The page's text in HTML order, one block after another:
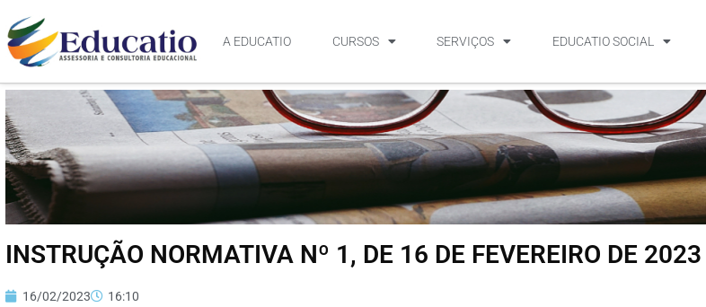
A EDUCATIO CURSOS SERVIÇOS EDUCATIO SOCIAL
INSTRUÇÃO NORMATIVA Nº 1, DE 16 DE FEVEREIRO DE 2023
16/02/2023 16:10